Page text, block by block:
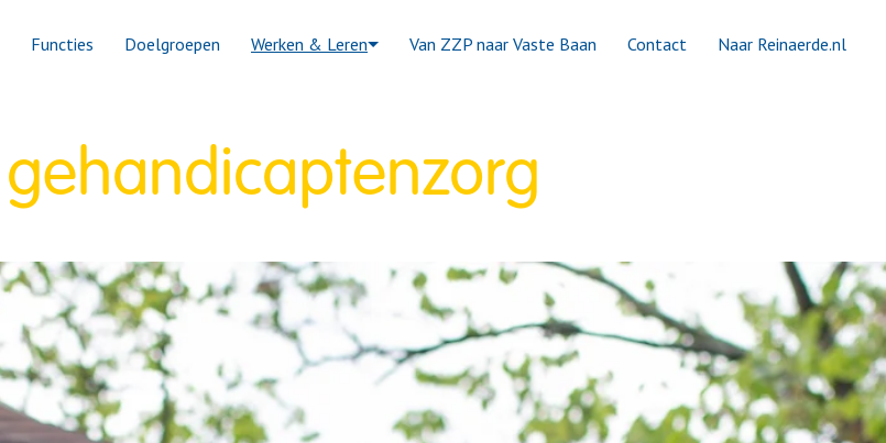
Functies Doelgroepen Werken & Leren Van ZZP naar Vaste Baan Contact Naar Reinaerde.nl
gehandicaptenzorg